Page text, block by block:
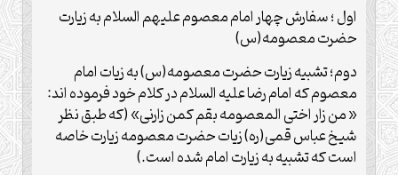
اول ؛ سفارش چهار امام معصوم علیهم السلام به زیارت
حضرت معصومه(س)
دوم؛ تشبیه زیارت حضرت معصومه(س) به زیات امام
معصوم که امام رضا علیه السلام در کلام خود فرموده اند:
« من زار اختی المعصومه بقم کمن زارنی» (که طبق نظر
شیخ عباس قمی(ره) زیات حضرت معصومه زیارت خاصه
است که تشبیه به زیارت امام شده است.)